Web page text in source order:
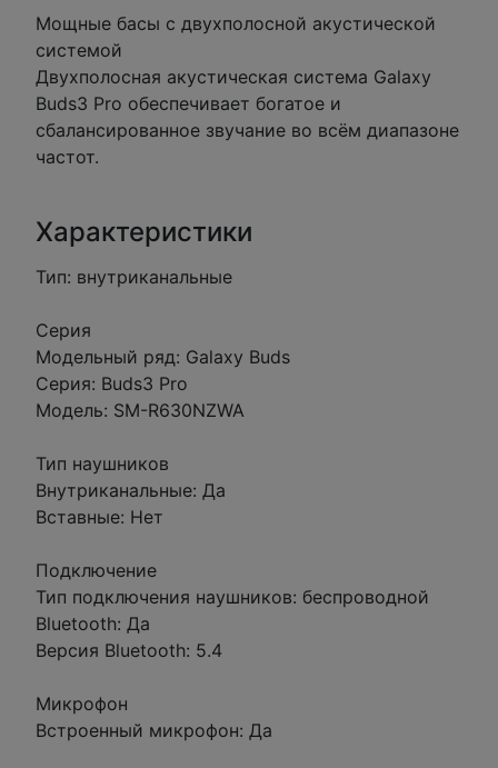
Мощные басы с двухполосной акустической
системой
Двухполосная акустическая система Galaxy
Buds3 Pro обеспечивает богатое и
сбалансированное звучание во всём диапазоне
частот.
Характеристики
Тип: внутриканальные
Серия
Модельный ряд: Galaxy Buds
Серия: Buds3 Pro
Модель: SM-R630NZWA
Тип наушников
Внутриканальные: Да
Вставные: Нет
Подключение
Тип подключения наушников: беспроводной
Bluetooth: Да
Версия Bluetooth: 5.4
Микрофон
Встроенный микрофон: Да